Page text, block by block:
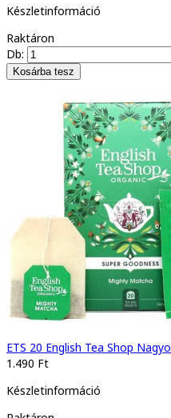
Készletinformáció
Raktáron
Db:
ETS 20 English Tea Shop
1.490 Ft
Készletinformáció